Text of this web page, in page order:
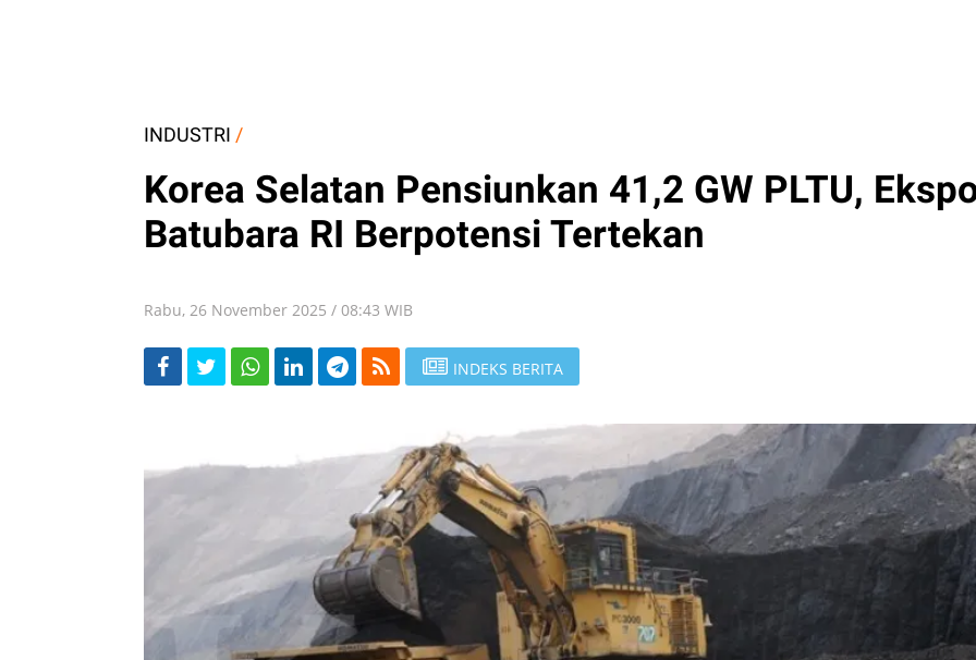
INDUSTRI /
Korea Selatan Pensiunkan 41,2 GW PLTU,
Batubara RI Berpotensi Tertekan
Rabu, 26 November 2025 / 08:43 WIB
INDEKS BERITA